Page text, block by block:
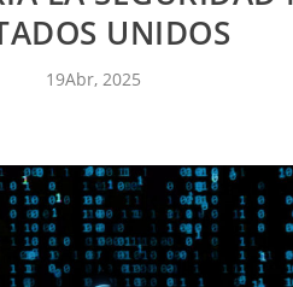
UNIDOS
19Abr, 2025